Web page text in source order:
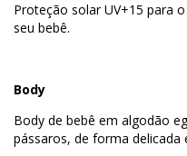
Proteção solar UV+15 para
seu bebê.
Body
Body de bebê em algodão
pássaros, de forma delicada